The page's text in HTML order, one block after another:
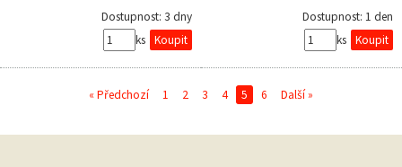
Dostupnost: 3 dny
ks
Dostupnost: 1 den
ks
« Předchozí 1 2 3 4 5 6 Další »